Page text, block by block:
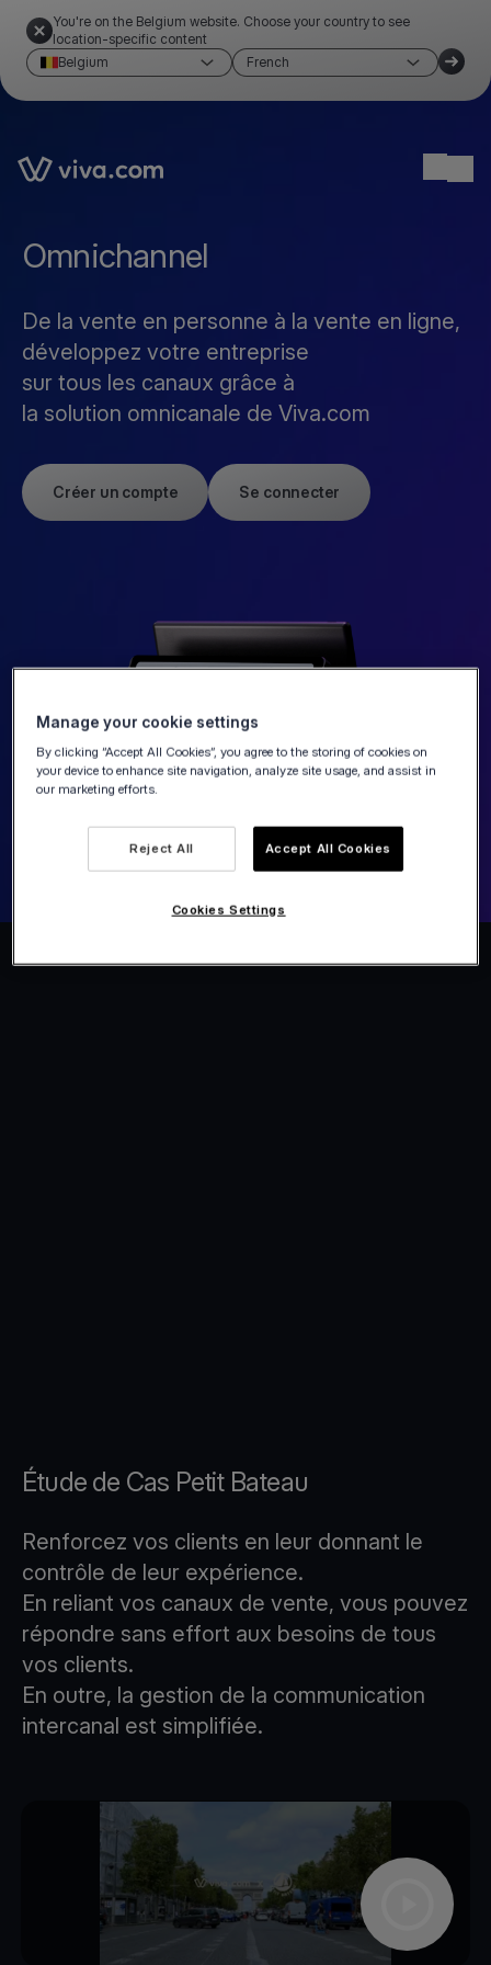
You're on the Belgium website. Choose your country to see
location-specific content
Belgium
French
Link to the homepage
Omnichannel
De la vente en personne à la vente en ligne,
développez votre entreprise
sur tous les canaux grâce à
la solution omnicanale de Viva.com
Créer un compte Se connecter
Étude de Cas Petit Bateau
Renforcez vos clients en leur donnant le
contrôle de leur expérience.
En reliant vos canaux de vente, vous pouvez
répondre sans effort aux besoins de tous
vos clients.
En outre, la gestion de la communication
intercanal est simplifiée.
Manage your cookie settings
By clicking “Accept All Cookies”, you agree to the storing of cookies on
your device to enhance site navigation, analyze site usage, and assist in
our marketing efforts.
Reject All Accept All Cookies
Cookies Settings